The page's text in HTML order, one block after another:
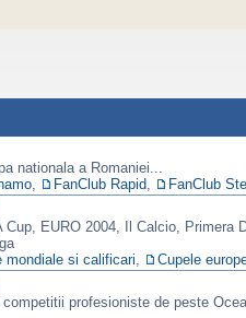
nationala a Romaniei...
, FanClub Rapid, FanClub
Cup, EURO 2004, Il Calcio, Primera
mondiale si calificari, Cupele
profesioniste de peste